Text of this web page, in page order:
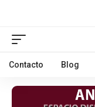
Contacto Blog